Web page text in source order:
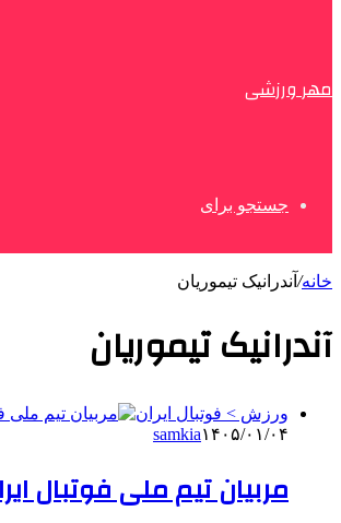
مهر ورزشی
جستجو برای
خانه/ آندرانیک تیموریان
آندرانیک تیموریان
ورزش > فوتبال ایران
samkia۱۴۰۵/۰۱/۰۴
مربیان تیم ملی فوتبال